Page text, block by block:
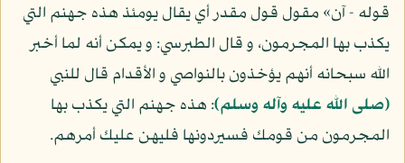
قوله - آن» مقول قول مقدر أي يقال يومئذ هذه جهنم التي
يكذب بها المجرمون، و قال الطبرسي: و يمكن أنه لما أخبر
الله سبحانه أنهم يؤخذون بالنواصي و الأقدام قال للنبي
(صلى الله عليه وآله وسلم): هذه جهنم التي يكذب بها
المجرمون من قومك فسيردونها فليهن عليك أمرهم.